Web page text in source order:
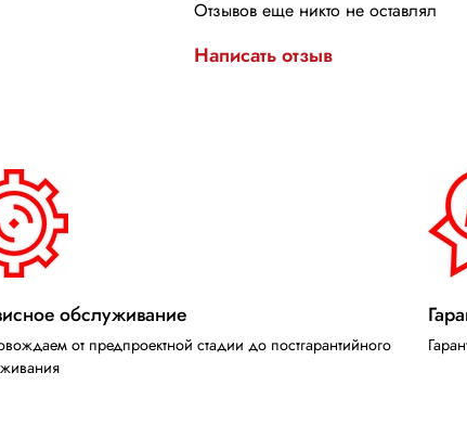
Отзывов еще никто не оставлял
Написать отзыв
обслуживание
от предпроектной стадии до постгарантийного